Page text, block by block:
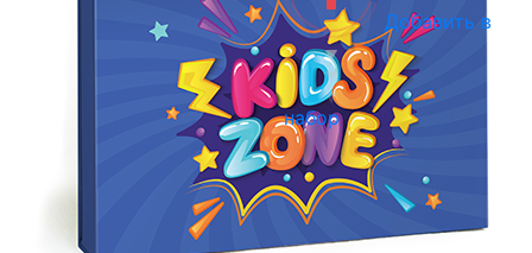
Добавить в
набор